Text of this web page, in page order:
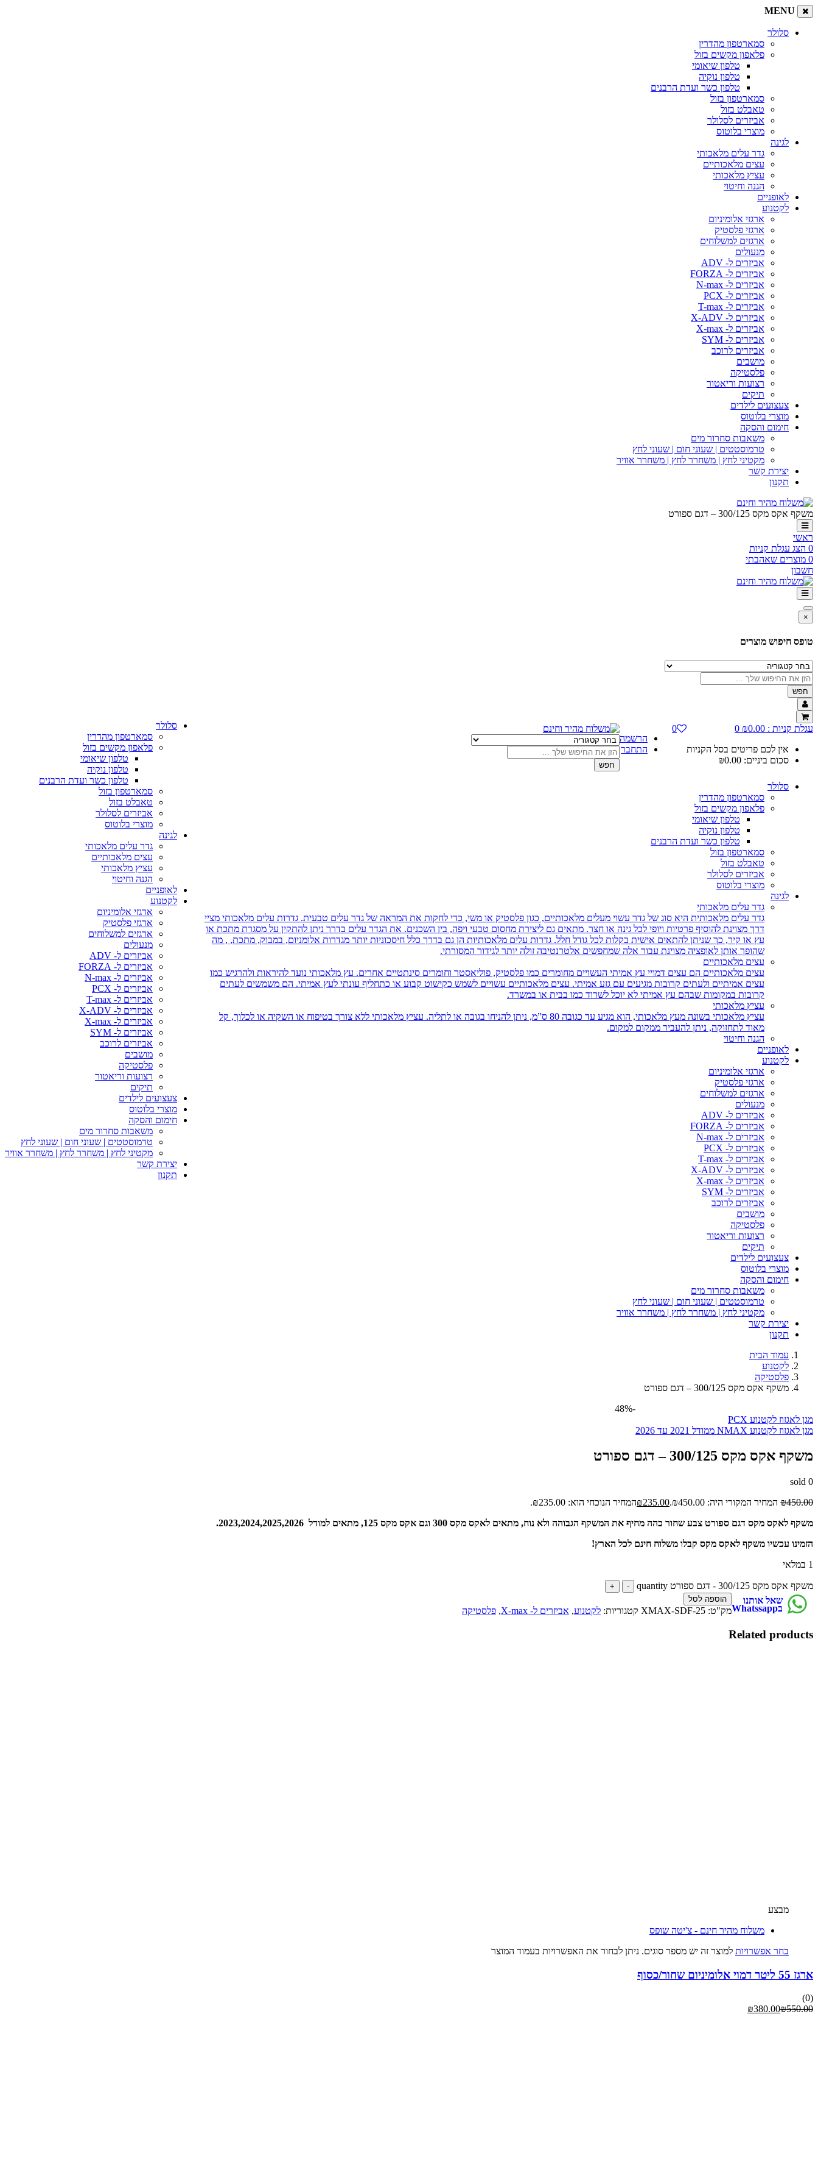
MENU
סלולר
סמארטפון מהדרין
פלאפון מקשים בזול
טלפון שיאומי
טלפון נוקיה
טלפון כשר ועדת הרבנים
סמארטפון בזול
טאבלט בזול
אביזרים לסלולר
מוצרי בלוטוס
לגינה
גדר עלים מלאכותי
עצים מלאכותיים
עציץ מלאכותי
הגנה וחיטוי
לאופניים
לקטנוע
ארגזי אלומיניום
ארגזי פלסטיק
ארגזים למשלוחים
מנעולים
אביזרים ל- ADV
אביזרים ל- FORZA
אביזרים ל- N-max
אביזרים ל- PCX
אביזרים ל- T-max
אביזרים ל- X-ADV
אביזרים ל- X-max
אביזרים ל- SYM
אביזרים לרוכב
מושבים
פלסטיקה
רצועות וריאטור
תיקים
צעצועים לילדים
מוצרי בלוטוס
חימום והסקה
משאבות סחרור מים
טרמוסטטים | שעוני חום | שעוני לחץ
מקטיני לחץ | משחרר לחץ | משחרר אוויר
יצירת קשר
תקנון
משקף אקס מקס 300/125 – דגם ספורט
ראשי
0 הצג עגלת קניות
0 מוצרים שאהבתי
חשבון
×
טופס חיפוש מוצרים
חפש
סלולר
סמארטפון מהדרין
פלאפון מקשים בזול
טלפון שיאומי
טלפון נוקיה
טלפון כשר ועדת הרבנים
סמארטפון בזול
טאבלט בזול
אביזרים לסלולר
מוצרי בלוטוס
לגינה
גדר עלים מלאכותי
עצים מלאכותיים
עציץ מלאכותי
הגנה וחיטוי
לאופניים
לקטנוע
ארגזי אלומיניום
ארגזי פלסטיק
ארגזים למשלוחים
מנעולים
אביזרים ל- ADV
אביזרים ל- FORZA
אביזרים ל- N-max
אביזרים ל- PCX
אביזרים ל- T-max
אביזרים ל- X-ADV
אביזרים ל- X-max
אביזרים ל- SYM
אביזרים לרוכב
מושבים
פלסטיקה
רצועות וריאטור
תיקים
צעצועים לילדים
מוצרי בלוטוס
חימום והסקה
משאבות סחרור מים
טרמוסטטים | שעוני חום | שעוני לחץ
מקטיני לחץ | משחרר לחץ | משחרר אוויר
יצירת קשר
תקנון
עגלת קניות : ₪0.00
0
אין לכם פריטים בסל הקניות
סכום ביניים:
₪0.00
0
הרשמה
התחבר
חפש
סלולר
סמארטפון מהדרין
פלאפון מקשים בזול
טלפון שיאומי
טלפון נוקיה
טלפון כשר ועדת הרבנים
סמארטפון בזול
טאבלט בזול
אביזרים לסלולר
מוצרי בלוטוס
לגינה
גדר עלים מלאכותי
גדר עלים מלאכותית היא סוג של גדר עשוי מעלים מלאכותיים, כגון פלסטיק או משי, כדי לחקות את המראה של גדר עלים טבעית. גדרות עלים מלאכותי מציי
דרך מצוינת להוסיף פרטיות ויופי לכל גינה או חצר. מתאים גם ליצירת מחסום טבעי ויפה, בין השכנים. את הגדר עלים בדרך ניתן להתקין על מסגרת מתכת או
עץ או קיר, כך שניתן להתאים אישית בקלות לכל גודל חלל. גדרות עלים מלאכותיות הן גם בדרך כלל חיסכוניות יותר מגדרות אלומניום, במבוק, מתכת, , מה
שהופך אותן לאופציה מצוינת עבור אלה שמחפשים אלטרנטיבה זולה יותר לגידור המסורתי.
עצים מלאכותיים
עצים מלאכותיים הם עצים דמויי עץ אמיתי העשויים מחומרים כמו פלסטיק, פוליאסטר וחומרים סינתטיים אחרים. עץ מלאכותי נועד להיראות ולהרגיש כמו
עצים אמיתיים ולעתים קרובות מגיעים עם גזע אמיתי. עצים מלאכותיים עשויים לשמש כקישוט קבוע או כתחליף עונתי לעץ אמיתי. הם משמשים לעתים
קרובות במקומות שבהם עץ אמיתי לא יוכל לשרוד כמו בבית או במשרד.
עציץ מלאכותי
עציץ מלאכותי בשונה מעץ מלאכותי, הוא מגיע עד כגובה 80 ס”מ, ניתן להניחו בגובה או לתליה. עציץ מלאכותי ללא צורך בטיפוח או השקיה או לכלוך, קל
מאוד לתחזוקה, ניתן להעביר ממקום למקום.
הגנה וחיטוי
לאופניים
לקטנוע
ארגזי אלומיניום
ארגזי פלסטיק
ארגזים למשלוחים
מנעולים
אביזרים ל- ADV
אביזרים ל- FORZA
אביזרים ל- N-max
אביזרים ל- PCX
אביזרים ל- T-max
אביזרים ל- X-ADV
אביזרים ל- X-max
אביזרים ל- SYM
אביזרים לרוכב
מושבים
פלסטיקה
רצועות וריאטור
תיקים
צעצועים לילדים
מוצרי בלוטוס
חימום והסקה
משאבות סחרור מים
טרמוסטטים | שעוני חום | שעוני לחץ
מקטיני לחץ | משחרר לחץ | משחרר אוויר
יצירת קשר
תקנון
עמוד הבית
לקטנוע
פלסטיקה
משקף אקס מקס 300/125 – דגם ספורט
מגן לאגזוז לקטנוע PCX
מגן לאגזוז לקטנוע NMAX ממודל 2021 עד 2026
-48%
משקף אקס מקס 300/125 – דגם ספורט
0
sold
₪450.00 המחיר המקורי היה: ₪450.00. ₪235.00
המחיר הנוכחי הוא: ₪235.00.
משקף לאקס מקס דגם ספורט צבע שחור כהה מחיף את המשקף הגבוהה ולא נוח, מתאים לאקס מקס 300 וגם אקס מקס 125, מתאים למודל 2023,2024,2025,2026.
הזמינו עכשיו משקף לאקס מקס קבלו משלוח חינם לכל הארץ!
1 במלאי
משקף אקס מקס 300/125 - דגם ספורט quantity
הוספה לסל שאל אותנו
בWhatssapp מק"ט: XMAX-SDF-25 קטגוריות: לקטנוע, אביזרים ל- X-max , פלסטיקה
Related products
מבצע
משלוח מהיר חינם - צ'יטה שופס
בחר אפשרויות למוצר זה יש מספר סוגים. ניתן לבחור את האפשרויות בעמוד המוצר
ארגז 55 ליטר דמוי אלומיניום שחור/כסוף
(0)
₪550.00
₪380.00